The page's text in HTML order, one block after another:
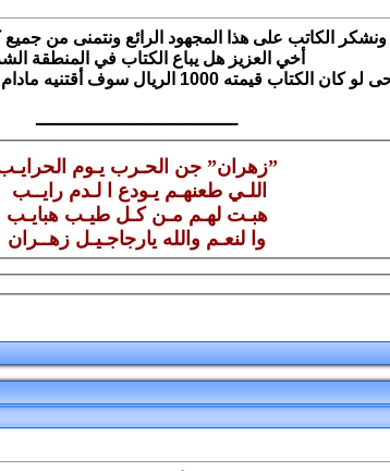
الكاتب على هذا المجهود الرائع ونتمنى من جميع
أخي العزيز هل يباع الكتاب في المنطقة
الريال سوف أقتنيه مادام أنه يتحدث عن قبيلة زهران الأزد
ـــــــــــــــــــــــــــــــــــــ
”زهران” جن الحـرب يـوم
اللـي طعنهـم يـودع ا لـدم رايــب
هبـت لهـم مـن كـل طيـب هبايـب
وا لنعـم والله يارجاجـيـل زهــران